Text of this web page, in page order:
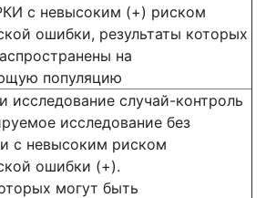
с невысоким (+) риском
ошибки, результаты которых
на
популяцию
исследование случай-контроль
исследование без
с невысоким риском
ошибки (+).
могут быть